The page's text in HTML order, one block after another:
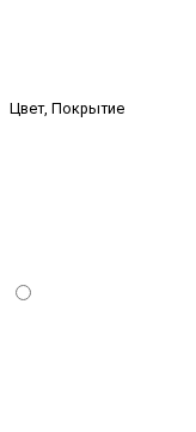
Цвет, Покрытие